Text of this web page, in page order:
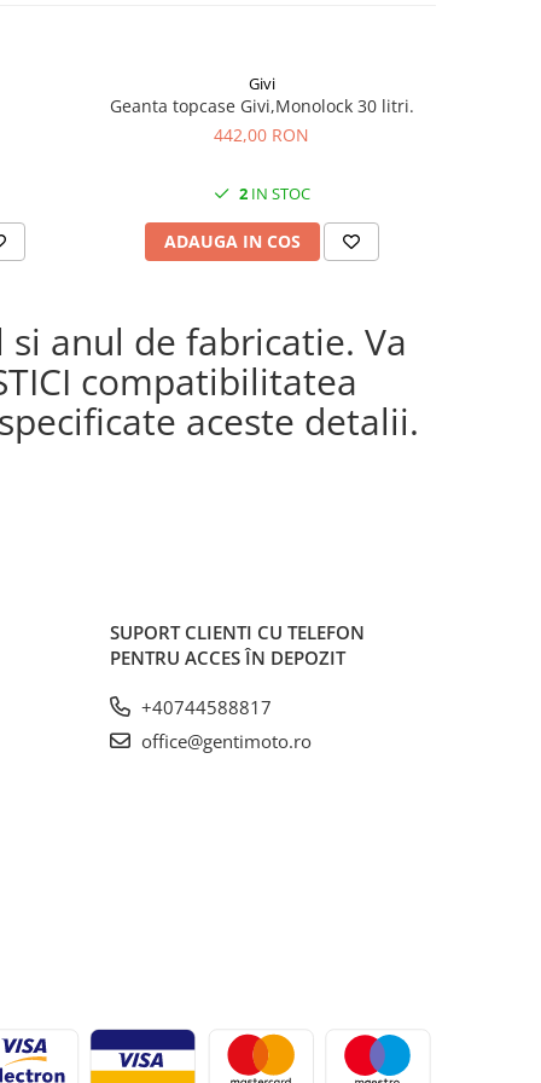
Givi
Geanta topcase Givi,Monolock 30 litri.
442,00 RON
2IN STOC
ADAUGA IN COS
anul de fabricatie. Va
compatibilitatea
aceste detalii.
SUPORT CLIENTI CU TELEFON
PENTRU ACCES ÎN DEPOZIT
+40744588817
office@gentimoto.ro